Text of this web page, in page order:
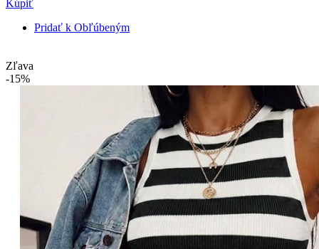
Kúpiť
Pridať k Obľúbeným
Zľava
-15%